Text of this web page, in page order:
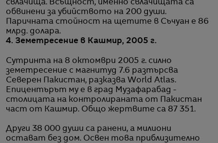
свлачища. Всъщност, именно свлачищата са
обвинени за убийството на 200 души.
Паричната стойност на щетите в Съчуан е 86
млрд. долара.
4. Земетресение в Кашмир, 2005 г.
Сутринта на 8 октомври 2005 г. силно
земетресение с магнитуд 7.6 разтърсва
Северен Пакистан, разказва World Atlas.
Епицентърът му е в град Музафарабад -
столицата на контролираната от Пакистан
част от Кашмир. Общо жертвите са 87 351.
Други 38 000 души са ранени, а милиони
остават без дом. Освен това приблизително